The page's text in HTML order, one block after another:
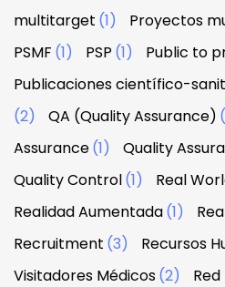
multitarget (1) Proyectos
PSMF (1) PSP (1) Public to
Publicaciones científico-
(2)
QA (Quality Assurance)
Assurance(1) Quality
Quality Control(1) Real
Realidad Aumentada(1)
Recruitment (3) Recursos
Visitadores Médicos(2)